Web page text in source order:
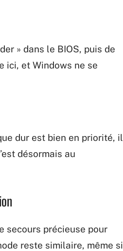
» dans le BIOS, puis de
ici, et Windows ne se
dur est bien en priorité, il
désormais au
secours précieuse pour
reste similaire, même si